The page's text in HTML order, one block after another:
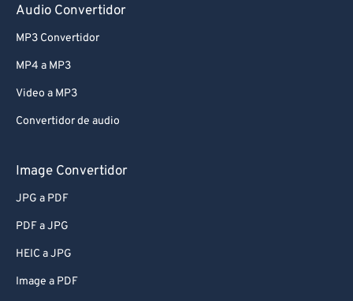
Audio Convertidor
MP3 Convertidor
MP4 a MP3
Video a MP3
Convertidor de audio
Image Convertidor
JPG a PDF
PDF a JPG
HEIC a JPG
Image a PDF